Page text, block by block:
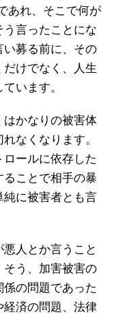
あれ、そこで何が
言ったことにな
い募る前に、その
けでなく、人生
います。
はかなりの被害体
なくなります。
ールに依存した
ることで相手の暴
純に被害者とも言
人とか言うこと
そう、加害被害の
の問題であった
経済の問題、法律